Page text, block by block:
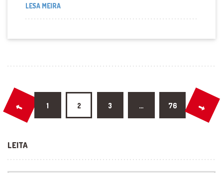
LESA MEIRASVFR OG VEIÐISKÓLINN KYNNA
Posts pagination
1 2 3 … 76
LEITA